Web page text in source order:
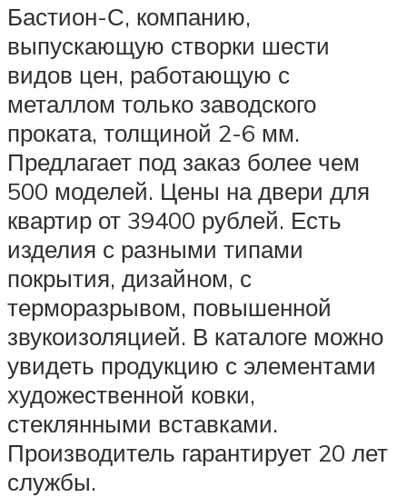
Бастион-С, компанию,
выпускающую створки шести
видов цен, работающую с
металлом только заводского
проката, толщиной 2-6 мм.
Предлагает под заказ более чем
500 моделей. Цены на двери для
квартир от 39400 рублей. Есть
изделия с разными типами
покрытия, дизайном, с
терморазрывом, повышенной
звукоизоляцией. В каталоге можно
увидеть продукцию с элементами
художественной ковки,
стеклянными вставками.
Производитель гарантирует 20 лет
службы.